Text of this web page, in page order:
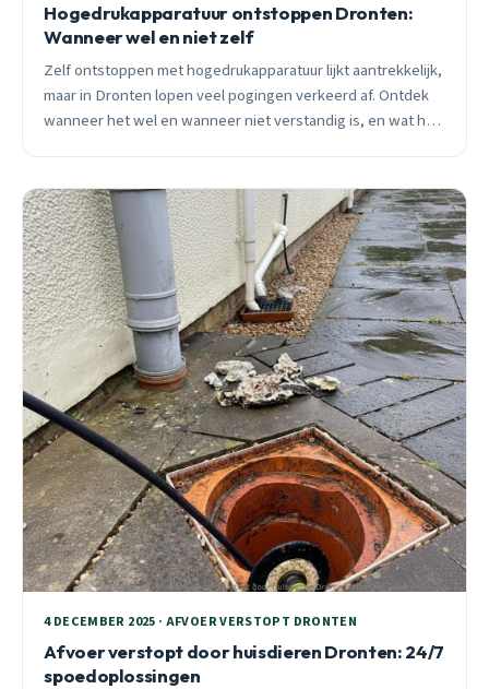
Hogedrukapparatuur ontstoppen Dronten:
Wanneer wel en niet zelf
Zelf ontstoppen met hogedrukapparatuur lijkt aantrekkelijk,
maar in Dronten lopen veel pogingen verkeerd af. Ontdek
wanneer het wel en wanneer niet verstandig is, en wat het
4 DECEMBER 2025 · AFVOER VERSTOPT DRONTEN
Afvoer verstopt door huisdieren Dronten: 24/7
spoedoplossingen